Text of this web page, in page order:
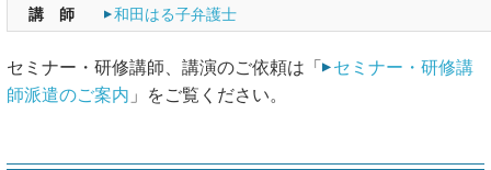
講 師 和田はる子弁護士
セミナー・研修講師、講演のご依頼は「
セミナー・研修講
師派遣のご案内 」をご覧ください。